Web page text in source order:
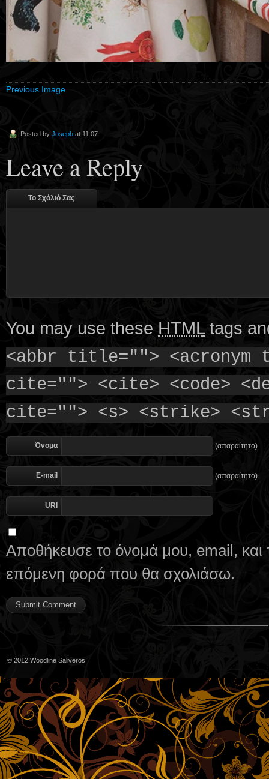
Previous Image
Posted by Joseph at 11:07
Leave a Reply
Το Σχόλιό Σας
You may use these HTMLtags
<abbr title=""> <acronym
cite=""> <cite> <code>
cite=""> <s> <strike>
Όνομα (απαραίτητο)
E-mail (απαραίτητο)
URI
Αποθήκευσε το όνομά μου, email, και
επόμενη φορά που θα σχολιάσω.
© 2012 Woodline Saliveros